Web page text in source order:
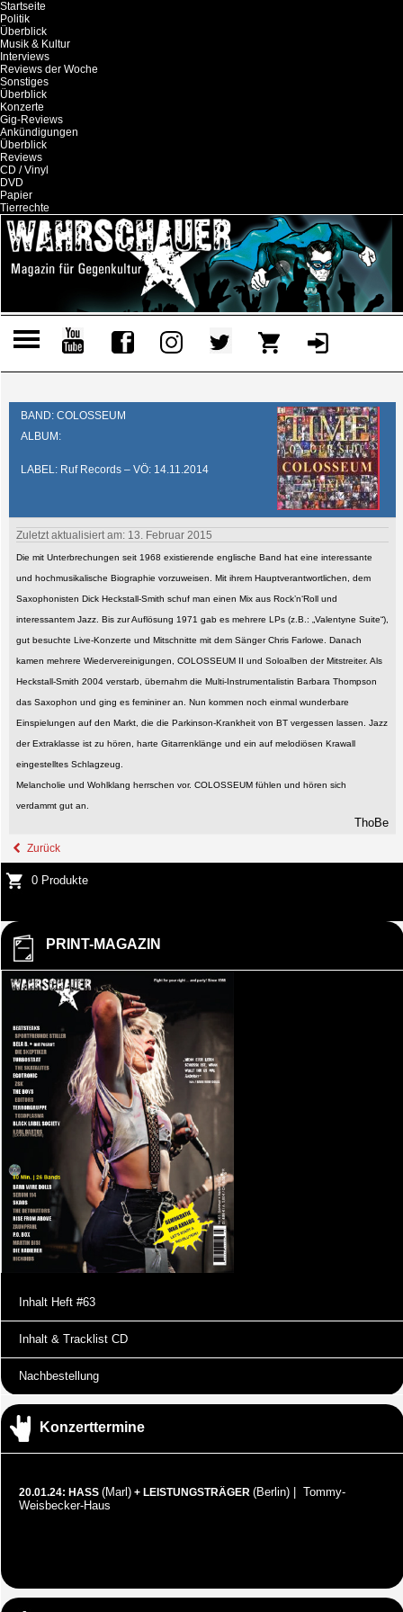
Startseite
Politik
Überblick
Musik & Kultur
Interviews
Reviews der Woche
Sonstiges
Überblick
Konzerte
Gig-Reviews
Ankündigungen
Überblick
Reviews
CD / Vinyl
DVD
Papier
Tierrechte
BAND: COLOSSEUM
ALBUM:
LABEL: Ruf Records – VÖ: 14.11.2014
Zuletzt aktualisiert am: 13. Februar 2015
Die mit Unterbrechungen seit 1968 existierende englische Band hat eine interessante
und hochmusikalische Biographie vorzuweisen. Mit ihrem Hauptverantwortlichen, dem
Saxophonisten Dick Heckstall-Smith schuf man einen Mix aus Rock’n‘Roll und
interessantem Jazz. Bis zur Auflösung 1971 gab es mehrere LPs (z.B.: „Valentyne Suite“),
gut besuchte Live-Konzerte und Mitschnitte mit dem Sänger Chris Farlowe. Danach
kamen mehrere Wiedervereinigungen, COLOSSEUM II und Soloalben der Mitstreiter. Als
Heckstall-Smith 2004 verstarb, übernahm die Multi-Instrumentalistin Barbara Thompson
das Saxophon und ging es femininer an. Nun kommen noch einmal wunderbare
Einspielungen auf den Markt, die die Parkinson-Krankheit von BT vergessen lassen. Jazz
der Extraklasse ist zu hören, harte Gitarrenklänge und ein auf melodiösen Krawall
eingestelltes Schlagzeug.
Melancholie und Wohlklang herrschen vor. COLOSSEUM fühlen und hören sich
verdammt gut an.
ThoBe
Zurück
0 Produkte
PRINT-MAGAZIN
Inhalt Heft #63
Inhalt & Tracklist CD
Nachbestellung
Konzerttermine
20.01.24: HASS (Marl) + LEISTUNGSTRÄGER (Berlin) | Tommy-
Weisbecker-Haus